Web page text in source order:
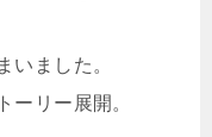
いました。
ーリー展開。